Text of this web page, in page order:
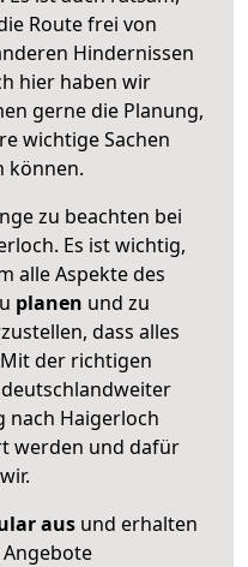
Route frei von
Hindernissen
hier haben wir
gerne die Planung,
wichtige Sachen
können.
zu beachten bei
Es ist wichtig,
alle Aspekte des
planen und zu
dass alles
der richtigen
nach Haigerloch
werden und dafür
ausund erhalten